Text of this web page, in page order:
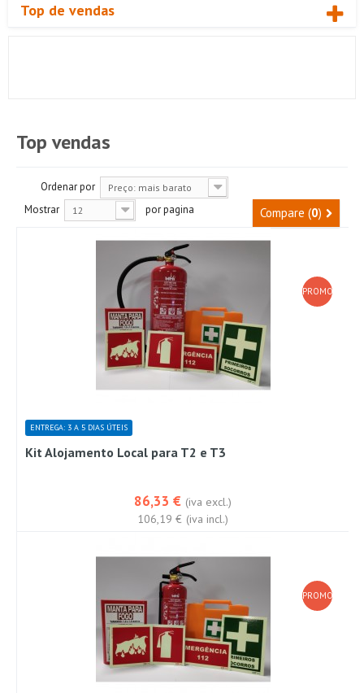
Top de vendas
Top vendas
Ordenar por Preço: mais barato
Mostrar 12 por pagina Compare (0)
PROMOÇÃO!
ENTREGA: 3 A 5 DIAS ÚTEIS
Kit Alojamento Local para T2 e T3
86,33 € (iva excl.)
106,19 € (iva incl.)
PROMOÇÃO!